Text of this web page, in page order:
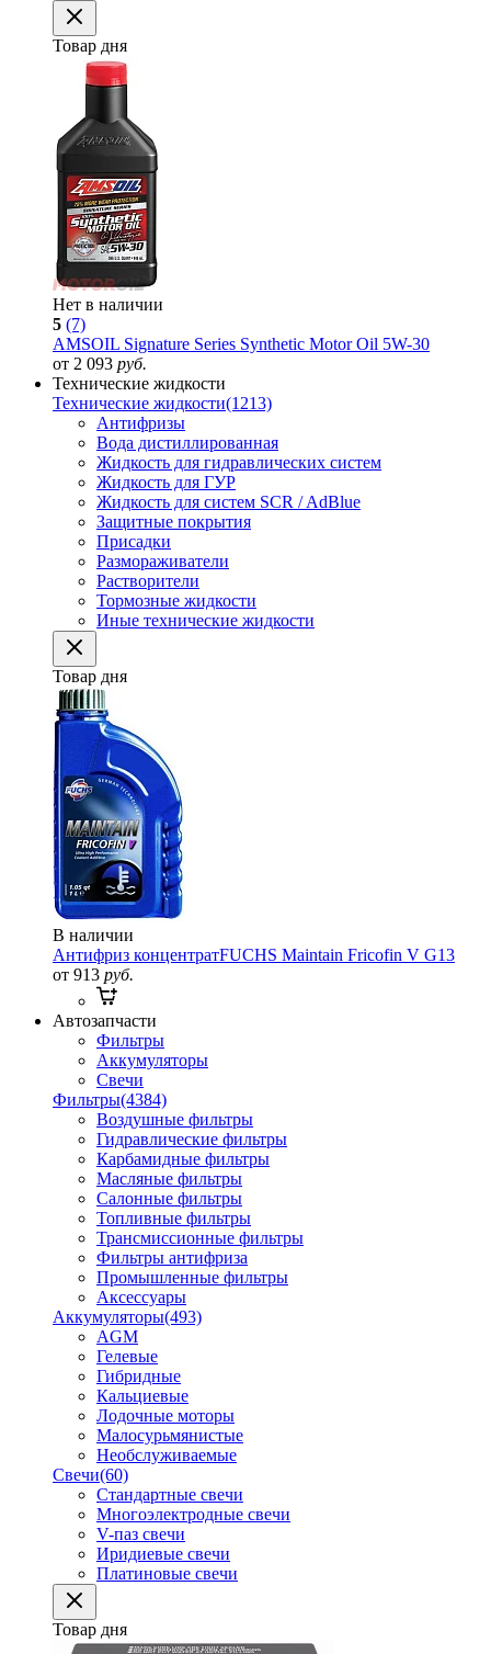
Товар дня
Нет в наличии
5 (7)
AMSOIL Signature Series Synthetic Motor Oil 5W-30
от 2 093 руб.
Технические жидкости
Технические жидкости(1213)
Антифризы
Вода дистиллированная
Жидкость для гидравлических систем
Жидкость для ГУР
Жидкость для систем SCR / AdBlue
Защитные покрытия
Присадки
Размораживатели
Растворители
Тормозные жидкости
Иные технические жидкости
Товар дня
В наличии
Антифриз концентратFUCHS Maintain Fricofin V G13
от 913 руб.
Автозапчасти
Фильтры
Аккумуляторы
Свечи
Фильтры(4384)
Воздушные фильтры
Гидравлические фильтры
Карбамидные фильтры
Масляные фильтры
Салонные фильтры
Топливные фильтры
Трансмиссионные фильтры
Фильтры антифриза
Промышленные фильтры
Аксессуары
Аккумуляторы(493)
AGM
Гелевые
Гибридные
Кальциевые
Лодочные моторы
Малосурьмянистые
Необслуживаемые
Свечи(60)
Стандартные свечи
Многоэлектродные свечи
V-паз свечи
Иридиевые свечи
Платиновые свечи
Товар дня